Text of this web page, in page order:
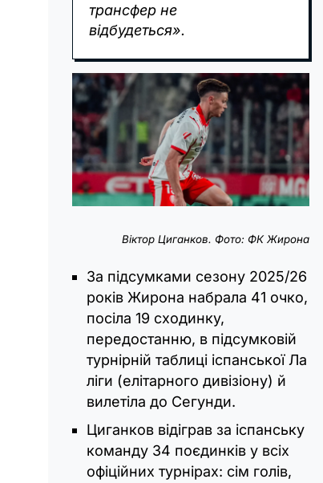
трансфер не
відбудеться».
Віктор Циганков. Фото: ФК Жирона
За підсумками сезону 2025/26
років Жирона набрала 41 очко,
посіла 19 сходинку,
передостанню, в підсумковій
турнірній таблиці іспанської Ла
ліги (елітарного дивізіону) й
вилетіла до Сегунди.
Циганков відіграв за іспанську
команду 34 поєдинків у всіх
офіційних турнірах: сім голів,